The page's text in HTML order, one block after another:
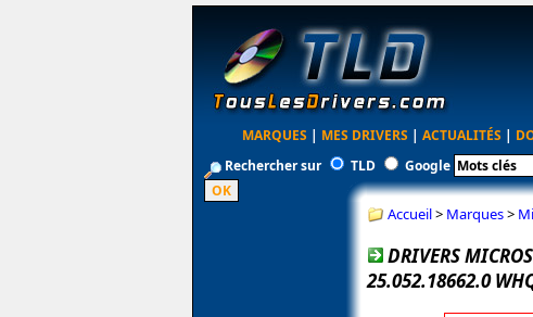
MARQUES | MES DRIVERS | ACTUALITÉS |
Rechercher sur
TLD Google
Accueil> Marques>
DRIVERS
25.052.18662.0